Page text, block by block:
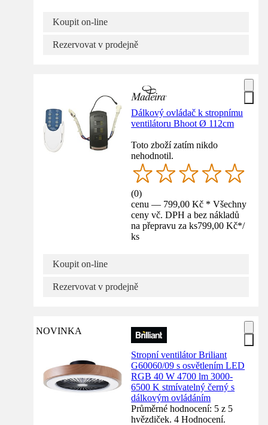
Koupit on-line
Rezervovat v prodejně
Dálkový ovládač k stropnímu
ventilátoru Bhoot Ø 112cm
Toto zboží zatím nikdo
nehodnotil.
(0)
cenu — 799,00 Kč * Všechny
ceny vč. DPH a bez nákladů
na přepravu za ks799,00 Kč*/
ks
Koupit on-line
Rezervovat v prodejně
NOVINKA
Stropní ventilátor Briliant
G60060/09 s osvětlením LED
RGB 40 W 4700 lm 3000-
6500 K stmívatelný černý s
dálkovým ovládáním
Průměrné hodnocení: 5 z 5
hvězdiček. 4 Hodnocení.